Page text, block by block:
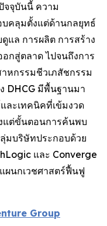
จจุบันนี้ ความ
คลุมตั้งแต่ด้านกลยุทธ์
แล การผลิต การสร้าง
กสู่ตลาด ไปจนถึงการ
หกรรมชีวเภสัชกรรม
DHCG มีพื้นฐานมา
ละเทคนิคที่เข้มงวด
แต่ขั้นตอนการค้นพบ
มบริษัทประกอบด้วย
และ Converge
ผนกเวชศาสตร์ฟื้นฟู
Group